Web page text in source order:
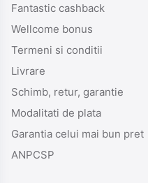
Fantastic cashback
Wellcome bonus
Termeni si conditii
Livrare
Schimb, retur, garantie
Modalitati de plata
Garantia celui mai bun pret
ANPCSP